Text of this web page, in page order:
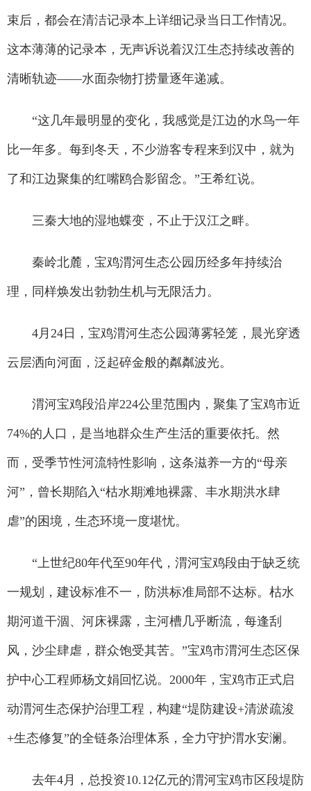
束后，都会在清洁记录本上详细记录当日工作情况。
这本薄薄的记录本，无声诉说着汉江生态持续改善的
清晰轨迹——水面杂物打捞量逐年递减。
“这几年最明显的变化，我感觉是江边的水鸟一年
比一年多。每到冬天，不少游客专程来到汉中，就为
了和江边聚集的红嘴鸥合影留念。”王希红说。
三秦大地的湿地蝶变，不止于汉江之畔。
秦岭北麓，宝鸡渭河生态公园历经多年持续治
理，同样焕发出勃勃生机与无限活力。
4月24日，宝鸡渭河生态公园薄雾轻笼，晨光穿透
云层洒向河面，泛起碎金般的粼粼波光。
渭河宝鸡段沿岸224公里范围内，聚集了宝鸡市近
74%的人口，是当地群众生产生活的重要依托。然
而，受季节性河流特性影响，这条滋养一方的“母亲
河”，曾长期陷入“枯水期滩地裸露、丰水期洪水肆
虐”的困境，生态环境一度堪忧。
“上世纪80年代至90年代，渭河宝鸡段由于缺乏统
一规划，建设标准不一，防洪标准局部不达标。枯水
期河道干涸、河床裸露，主河槽几乎断流，每逢刮
风，沙尘肆虐，群众饱受其苦。”宝鸡市渭河生态区保
护中心工程师杨文娟回忆说。2000年，宝鸡市正式启
动渭河生态保护治理工程，构建“堤防建设+清淤疏浚
+生态修复”的全链条治理体系，全力守护渭水安澜。
去年4月，总投资10.12亿元的渭河宝鸡市区段堤防